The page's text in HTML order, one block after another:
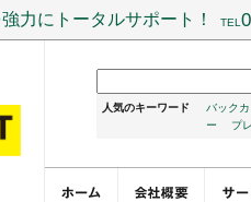
力にトータルサポート！ TEL
人気のキーワード バック
ー
プ